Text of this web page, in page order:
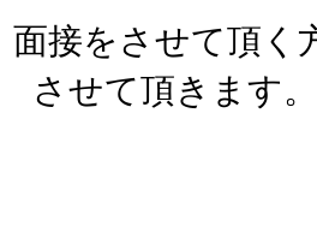
面接をさせて頂く
させて頂きます。